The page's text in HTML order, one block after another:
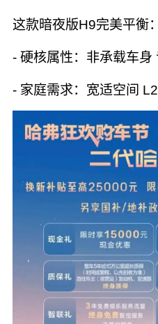
这款暗夜版H9完美平衡：
- 硬核属性：非承载车身
- 家庭需求：宽适空间